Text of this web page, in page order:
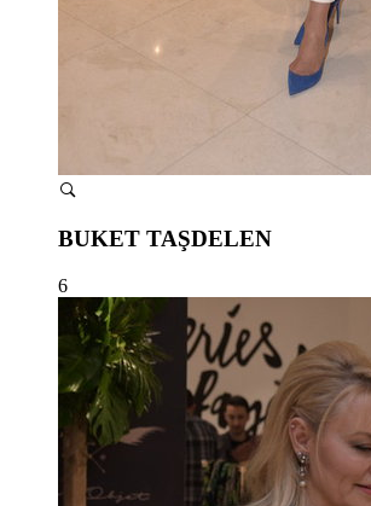
BUKET TAŞDELEN
6